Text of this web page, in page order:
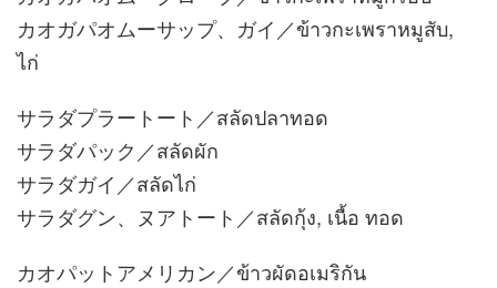
カオガパオムーサップ、ガイ／ข้าวกะเพราหมูสับ,
ไก่
サラダプラートート／สลัดปลาทอด
サラダパック／สลัดผัก
サラダガイ／สลัดไก่
サラダグン、ヌアトート／สลัดกุ้ง, เนื้อ ทอด
カオパットアメリカン／ข้าวผัดอเมริกัน